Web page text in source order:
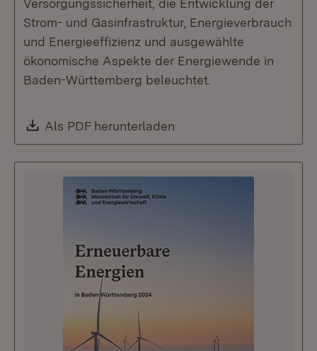
Versorgungssicherheit, die Entwicklung der
Strom- und Gasinfrastruktur, Energieverbrauch
und Energieeffizienz und ausgewählte
ökonomische Aspekte der Energiewende in
Baden-Württemberg beleuchtet.
Download:
Als PDF herunterladen